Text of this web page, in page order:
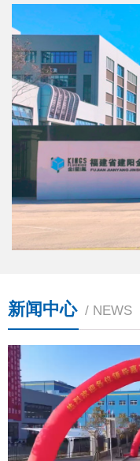
新闻中心 / NEWS